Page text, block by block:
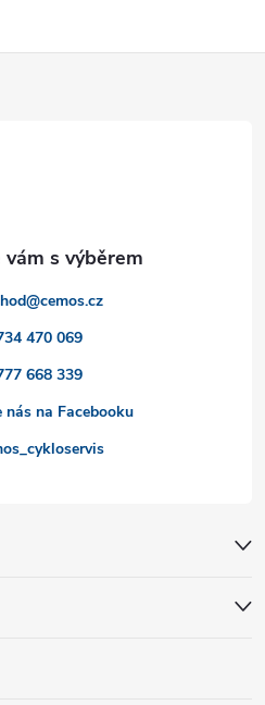
@cemos.cz
470 069
668 339
nás na Facebooku